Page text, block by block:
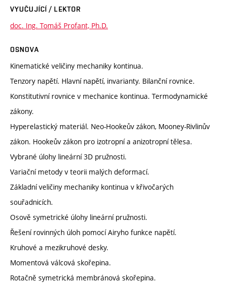
VYUČUJÍCÍ / LEKTOR
doc. Ing. Tomáš Profant, Ph.D.
OSNOVA
Kinematické veličiny mechaniky kontinua.
Tenzory napětí. Hlavní napětí, invarianty. Bilanční rovnice.
Konstitutivní rovnice v mechanice kontinua. Termodynamické
zákony.
Hyperelastický materiál. Neo-Hookeův zákon, Mooney-Rivlinův
zákon. Hookeův zákon pro izotropní a anizotropní tělesa.
Vybrané úlohy lineární 3D pružnosti.
Variační metody v teorii malých deformací.
Základní veličiny mechaniky kontinua v křivočarých
souřadnicích.
Osově symetrické úlohy lineární pružnosti.
Řešení rovinných úloh pomocí Airyho funkce napětí.
Kruhové a mezikruhové desky.
Momentová válcová skořepina.
Rotačně symetrická membránová skořepina.